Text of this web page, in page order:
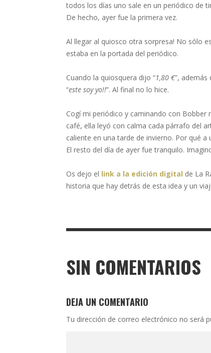
todos los días uno sale en un periódico de
De hecho, ayer fue la primera vez.
Al llegar al quiosco otra sorpresa! No sólo
estaba en la portada del periódico.
Cuando la quiosquera dijo “1,80 €”, además
“este soy yo!!”. Al final no lo hice.
Cogí mi periódico y caminando con Bobber
café, ella leyó con calma cada párrafo del
caliente en una tarde de invierno. Por qué
El resto del día de ayer fue tranquilo.
Os dejo el link a la edición digital de La
historia que hay detrás de esta idea y un
SIN COMENTARIOS
DEJA UN COMENTARIO
Tu dirección de correo electrónico no será